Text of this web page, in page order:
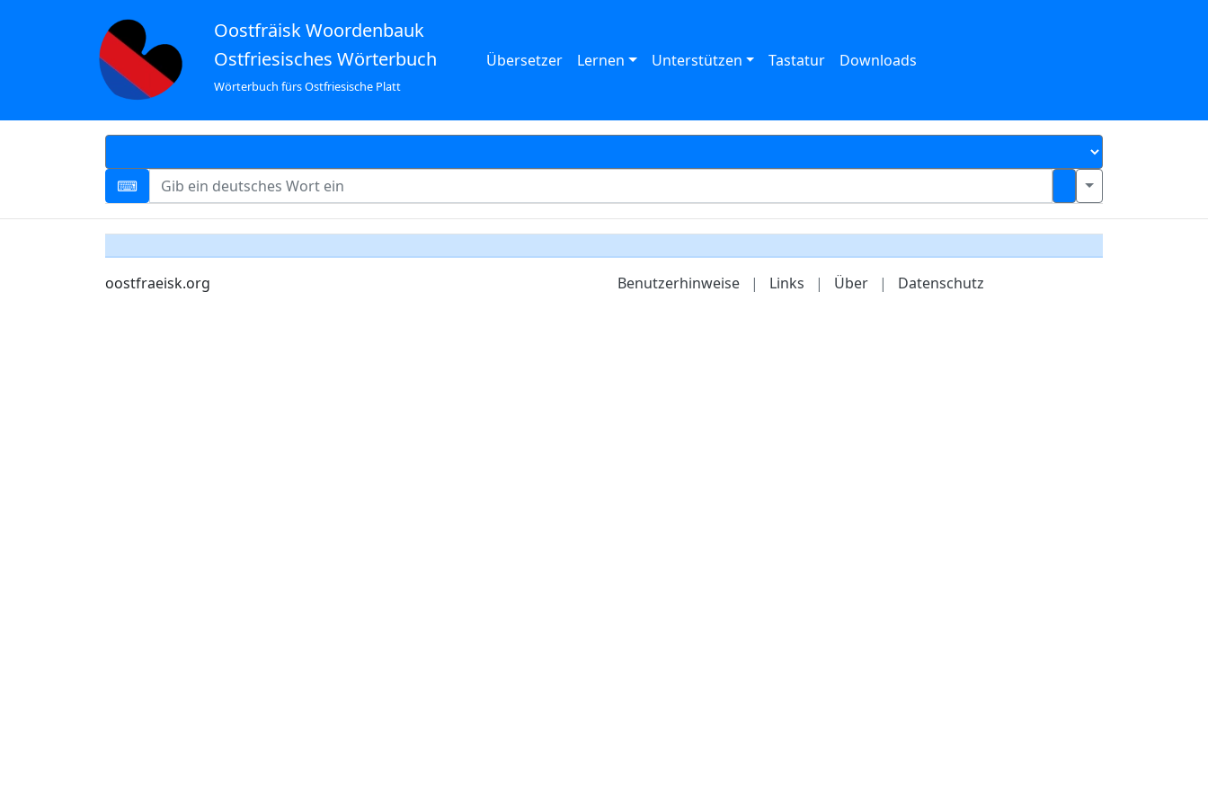
Oostfräisk Woordenbauk
Ostfriesisches Wörterbuch
Wörterbuch fürs Ostfriesische Platt
Übersetzer Lernen Unterstützen Tastatur Downloads
oostfraeisk.org Benutzerhinweise | Links | Über | Datenschutz